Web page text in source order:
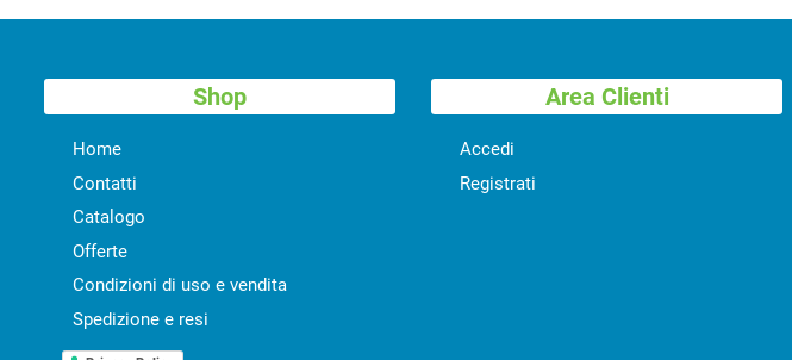
Shop
Home
Contatti
Catalogo
Offerte
Condizioni di uso e vendita
Spedizione e resi
Area Clienti
Accedi
Registrati